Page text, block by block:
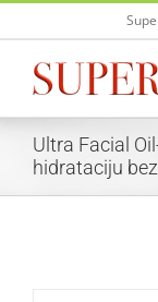
Skip
Ultra Facial
hidrataciju